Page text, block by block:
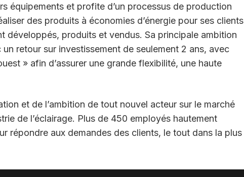
équipements et profite d’un processus de production
des produits à économies d’énergie pour ses clients
développés, produits et vendus. Sa principale ambition
retour sur investissement de seulement 2 ans, avec
» afin d’assurer une grande flexibilité, une haute
et de l’ambition de tout nouvel acteur sur le marché
de l’éclairage. Plus de 450 employés hautement
répondre aux demandes des clients, le tout dans la plus